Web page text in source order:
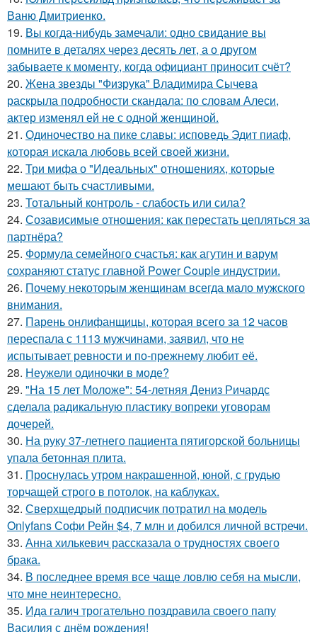
Ваню Дмитриенко.
19. Вы когда-нибудь замечали: одно свидание вы
помните в деталях через десять лет, а о другом
забываете к моменту, когда официант приносит счёт?
20. Жена звезды "Физрука" Владимира Сычева
раскрыла подробности скандала: по словам Алеси,
актер изменял ей не с одной женщиной.
21. Одиночество на пике славы: исповедь Эдит пиаф,
которая искала любовь всей своей жизни.
22. Три мифа о "Идеальных" отношениях, которые
мешают быть счастливыми.
23. Тотальный контроль - слабость или сила?
24. Созависимые отношения: как перестать цепляться за
партнёра?
25. Формула семейного счастья: как агутин и варум
сохраняют статус главной Power Couple индустрии.
26. Почему некоторым женщинам всегда мало мужского
внимания.
27. Парень онлифанщицы, которая всего за 12 часов
переспала с 1113 мужчинами, заявил, что не
испытывает ревности и по-прежнему любит её.
28. Неужели одиночки в моде?
29. "На 15 лет Моложе": 54-летняя Дениз Ричардс
сделала радикальную пластику вопреки уговорам
дочерей.
30. На руку 37-летнего пациента пятигорской больницы
упала бетонная плита.
31. Проснулась утром накрашенной, юной, с грудью
торчащей строго в потолок, на каблуках.
32. Сверхщедрый подписчик потратил на модель
Onlyfans Софи Рейн $4, 7 млн и добился личной встречи.
33. Анна хилькевич рассказала о трудностях своего
брака.
34. В последнее время все чаще ловлю себя на мысли,
что мне неинтересно.
35. Ида галич трогательно поздравила своего папу
Василия с днём рождения!